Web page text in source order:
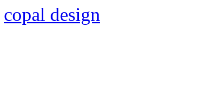
copal design